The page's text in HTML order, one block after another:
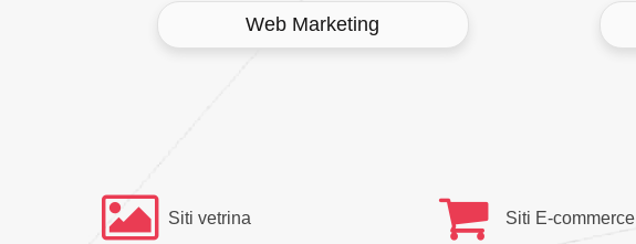
Web Marketing
Siti vetrina Siti E-commerce